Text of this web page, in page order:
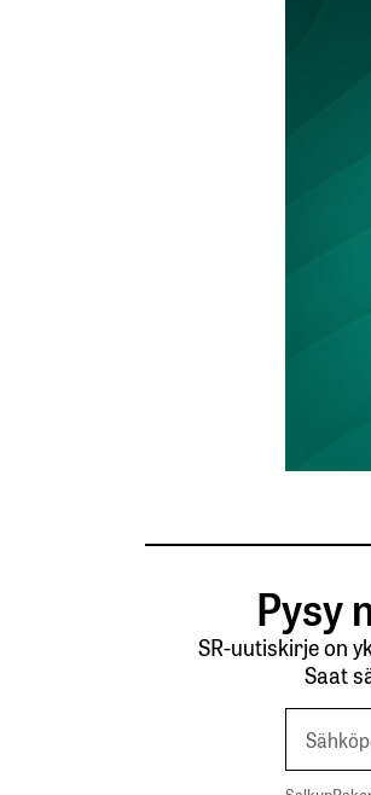
Tilaa
Pysy
SR-uutiskirje on
Saat